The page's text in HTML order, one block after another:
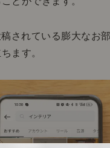
稿されている膨大なお
ます。